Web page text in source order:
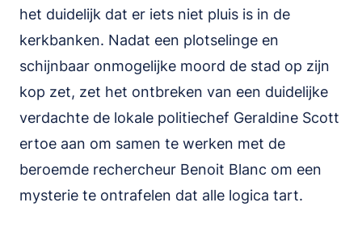
het duidelijk dat er iets niet pluis is in de
kerkbanken. Nadat een plotselinge en
schijnbaar onmogelijke moord de stad op zijn
kop zet, zet het ontbreken van een duidelijke
verdachte de lokale politiechef Geraldine Scott
ertoe aan om samen te werken met de
beroemde rechercheur Benoit Blanc om een ​​
mysterie te ontrafelen dat alle logica tart.